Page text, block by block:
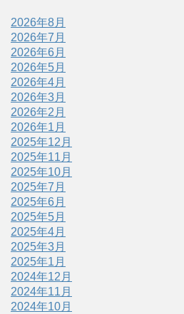
2026年8月
2026年7月
2026年6月
2026年5月
2026年4月
2026年3月
2026年2月
2026年1月
2025年12月
2025年11月
2025年10月
2025年7月
2025年6月
2025年5月
2025年4月
2025年3月
2025年1月
2024年12月
2024年11月
2024年10月